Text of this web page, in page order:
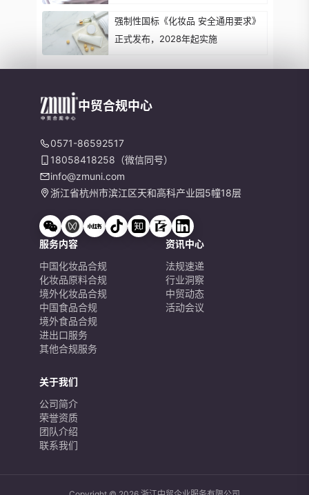
强制性国标《化妆品 安全通用要求》
正式发布，2028年起实施
中贸合规中心
0571-86592517
18058418258（微信同号）
info@zmuni.com
浙江省杭州市滨江区天和高科产业园5幢18层
服务内容
中国化妆品合规
化妆品原料合规
境外化妆品合规
中国食品合规
境外食品合规
进出口服务
其他合规服务
资讯中心
法规速递
行业洞察
中贸动态
活动会议
关于我们
公司简介
荣誉资质
团队介绍
联系我们